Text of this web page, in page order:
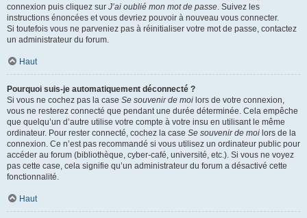
connexion puis cliquez sur J’ai oublié mon mot de passe. Suivez les
instructions énoncées et vous devriez pouvoir à nouveau vous connecter.
Si toutefois vous ne parveniez pas à réinitialiser votre mot de passe, contactez
un administrateur du forum.
Haut
Pourquoi suis-je automatiquement déconnecté ?
Si vous ne cochez pas la case Se souvenir de moi lors de votre connexion,
vous ne resterez connecté que pendant une durée déterminée. Cela empêche
que quelqu’un d’autre utilise votre compte à votre insu en utilisant le même
ordinateur. Pour rester connecté, cochez la case Se souvenir de moi lors de la
connexion. Ce n’est pas recommandé si vous utilisez un ordinateur public pour
accéder au forum (bibliothèque, cyber-café, université, etc.). Si vous ne voyez
pas cette case, cela signifie qu’un administrateur du forum a désactivé cette
fonctionnalité.
Haut